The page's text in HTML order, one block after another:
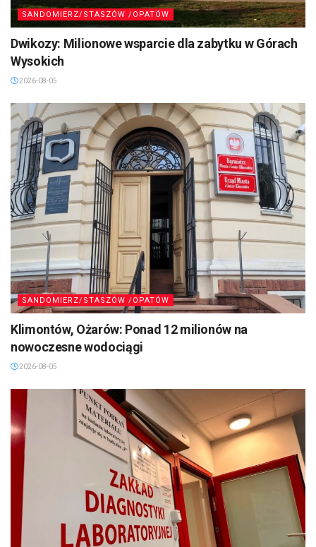
SANDOMIERZ/STASZÓW /OPATÓW
Dwikozy: Milionowe wsparcie dla zabytku w Górach
Wysokich
2026-08-05
SANDOMIERZ/STASZÓW /OPATÓW
Klimontów, Ożarów: Ponad 12 milionów na
nowoczesne wodociągi
2026-08-05